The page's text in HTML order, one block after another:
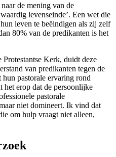
de mening van de
levenseinde’. Een wet die
leven te beëindigen als zij zelf
80% van de predikanten is het
Protestantse Kerk, duidt deze
van predikanten tegen de
pastorale ervaring rond
het erop dat de persoonlijke
pastorale
niet domineert. Ik vind dat
om hulp vraagt niet alleen,